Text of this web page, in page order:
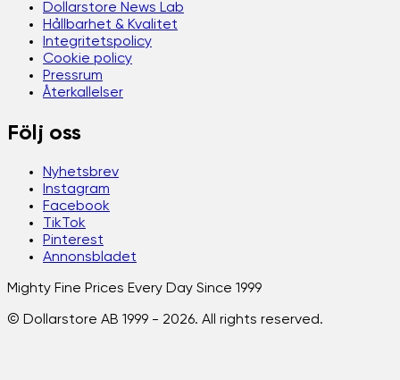
Dollarstore News Lab
Hållbarhet & Kvalitet
Integritetspolicy
Cookie policy
Pressrum
Återkallelser
Följ oss
Nyhetsbrev
Instagram
Facebook
TikTok
Pinterest
Annonsbladet
Mighty Fine Prices Every Day Since 1999
© Dollarstore AB 1999 - 2026. All rights reserved.